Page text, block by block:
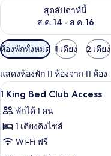
สุดสัปดาห์นี้
ส.ค. 14 - ส.ค. 16
ตรวจสอบจำนวนห้องพักว่า
ตัว
กรอง
ที่
มี
ให้
สำหรับ
ห้อง
ห้องพักทั้งหมด 1 เตียง 2 เตียง
แสดงห้องพัก 11 ห้องจาก 11 ห้อง
เปิด
ภาพถ่าย
ทั้งหมด
ของ
11
1 King Bed Club Access
พักได้ 1 คน
1 เตียงคิงไซส์
Wi-Fi ฟรี